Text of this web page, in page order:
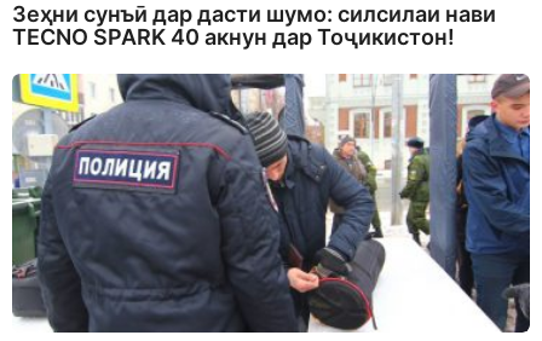
Зеҳни сунъӣ дар дасти шумо: силсилаи нави
TECNO SPARK 40 акнун дар Тоҷикистон!